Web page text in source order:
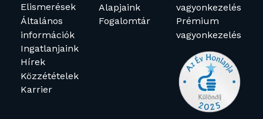
Elismerések
Általános
információk
Ingatlanjaink
Hírek
Közzétételek
Karrier
Alapjaink
Fogalomtár
vagyonkezelés
Prémium
vagyonkezelés